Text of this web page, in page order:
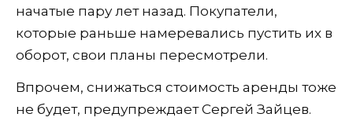
начатые пару лет назад. Покупатели,
которые раньше намеревались пустить их в
оборот, свои планы пересмотрели.
Впрочем, снижаться стоимость аренды тоже
не будет, предупреждает Сергей Зайцев.